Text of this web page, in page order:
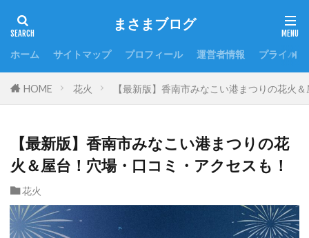
まさまブログ
ホーム サイトマップ プロフィール 運営者情報 プライバ
HOME 花火 【最新版】香南市みなこい港まつりの花火
【最新版】香南市みなこい港まつりの花
火＆屋台！穴場・口コミ・アクセスも！
花火